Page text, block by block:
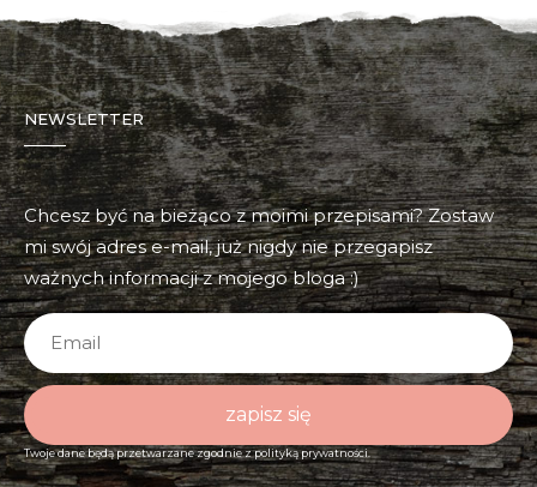
NEWSLETTER
Chcesz być na bieżąco z moimi przepisami? Zostaw
mi swój adres e-mail, już nigdy nie przegapisz
ważnych informacji z mojego bloga :)
zapisz się
Twoje dane będą przetwarzane zgodnie zpolityką prywatności.